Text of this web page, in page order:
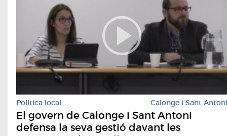
Política local Calonge i Sant Antoni
El govern de Calonge i Sant Antoni
defensa la seva gestió davant les